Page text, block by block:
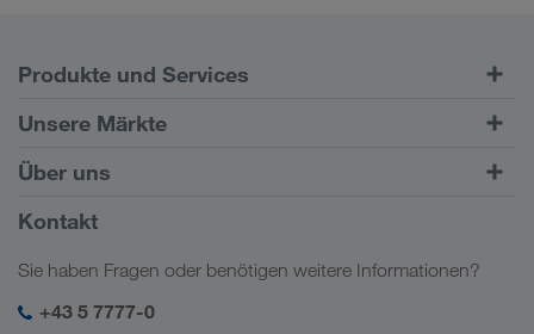
Produkte und Services
Straßentransporte
Kundenportal CONNECT
Digitale Lösungen
Branchenlösungen
Unsere Märkte
Europa
Kaukasus
Zentralasien
Naher Osten
Über uns
Firmeninformation
Soziale Verantwortung
SHEQ-Management
Kontakt
Sie haben Fragen oder benötigen weitere Informationen?
+43 5 7777-0